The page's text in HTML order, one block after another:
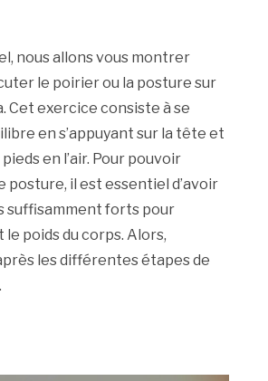
nous allons vous montrer
le poirier ou la posture sur
Cet exercice consiste à se
en s’appuyant sur la tête et
en l’air. Pour pouvoir
il est essentiel d’avoir
suffisamment forts pour
poids du corps. Alors,
les différentes étapes de